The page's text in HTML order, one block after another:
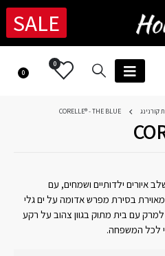
SALE
0
0
קורנינג CORELLE® - THE BLUE
איורים ילדותיים ושמחים, עם
מאוירת בסירת מפרש אדומה על ים גלי
עם בית מתוק בגוון צהוב על רקע
לכל המשפחה.